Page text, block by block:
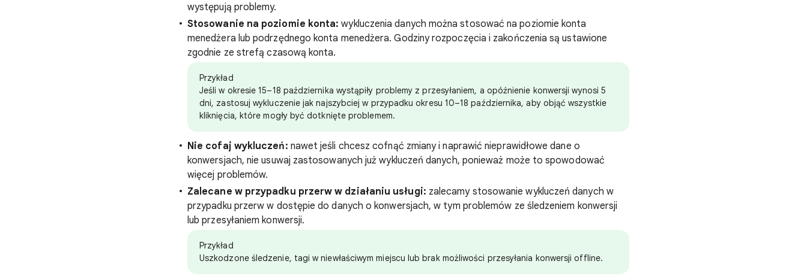
występują problemy.
Stosowanie na poziomie konta: wykluczenia danych można stosować na poziomie konta
menedżera lub podrzędnego konta menedżera. Godziny rozpoczęcia i zakończenia są ustawione
zgodnie ze strefą czasową konta.
Przykład
Jeśli w okresie 15–18 października wystąpiły problemy z przesyłaniem, a opóźnienie konwersji wynosi 5
dni, zastosuj wykluczenie jak najszybciej w przypadku okresu 10–18 października, aby objąć wszystkie
kliknięcia, które mogły być dotknięte problemem.
Nie cofaj wykluczeń: nawet jeśli chcesz cofnąć zmiany i naprawić nieprawidłowe dane o
konwersjach, nie usuwaj zastosowanych już wykluczeń danych, ponieważ może to spowodować
więcej problemów.
Zalecane w przypadku przerw w działaniu usługi: zalecamy stosowanie wykluczeń danych w
przypadku przerw w dostępie do danych o konwersjach, w tym problemów ze śledzeniem konwersji
lub przesyłaniem konwersji.
Przykład
Uszkodzone śledzenie, tagi w niewłaściwym miejscu lub brak możliwości przesyłania konwersji offline.